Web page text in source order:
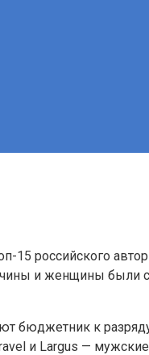
15 российского
и женщины были
бюджетник к
и Largus —